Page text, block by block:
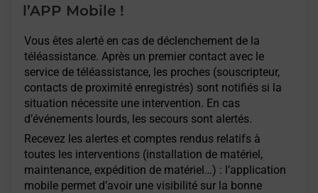
l’APP Mobile !
Vous êtes alerté en cas de déclenchement de la
téléassistance. Après un premier contact avec le
service de téléassistance, les proches (souscripteur,
contacts de proximité enregistrés) sont notifiés si la
situation nécessite une intervention. En cas
d’événements lourds, les secours sont alertés.
Recevez les alertes et comptes rendus relatifs à
toutes les interventions (installation de matériel,
maintenance, expédition de matériel…) : l’application
mobile permet d’avoir une visibilité sur la bonne